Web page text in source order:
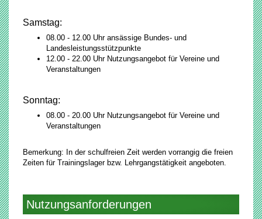
Samstag:
08.00 - 12.00 Uhr ansässige Bundes- und
Landesleistungsstützpunkte
12.00 - 22.00 Uhr Nutzungsangebot für Vereine und
Veranstaltungen
Sonntag:
08.00 - 20.00 Uhr Nutzungsangebot für Vereine und
Veranstaltungen
Bemerkung: In der schulfreien Zeit werden vorrangig die freien
Zeiten für Trainingslager bzw. Lehrgangstätigkeit angeboten.
Nutzungsanforderungen